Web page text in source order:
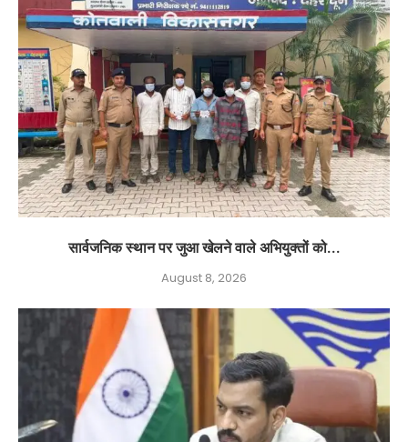
सार्वजनिक स्थान पर जुआ खेलने वाले अभियुक्तों को...
August 8, 2026